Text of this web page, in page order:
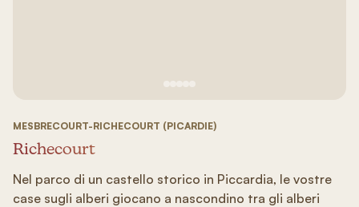
MESBRECOURT-RICHECOURT (PICARDIE)
Richecourt
Nel parco di un castello storico in Piccardia, le vostre
case sugli alberi giocano a nascondino tra gli alberi